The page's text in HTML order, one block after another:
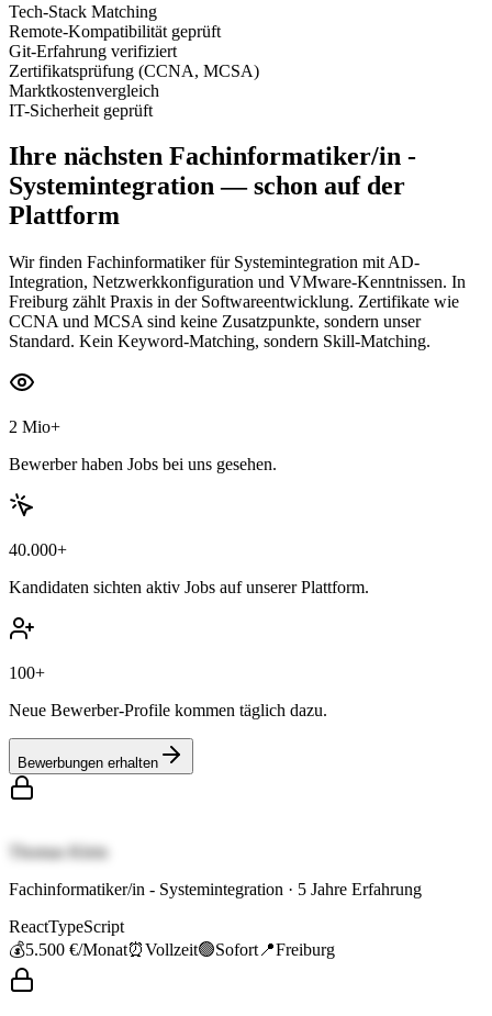
Tech-Stack Matching
Remote-Kompatibilität geprüft
Git-Erfahrung verifiziert
Zertifikatsprüfung (CCNA, MCSA)
Marktkostenvergleich
IT-Sicherheit geprüft
Ihre nächsten Fachinformatiker/in -
Systemintegration— schon auf der
Plattform
Wir finden Fachinformatiker für Systemintegration mit AD-
Integration, Netzwerkkonfiguration und VMware-Kenntnissen. In
Freiburg zählt Praxis in der Softwareentwicklung. Zertifikate wie
CCNA und MCSA sind keine Zusatzpunkte, sondern unser
Standard. Kein Keyword-Matching, sondern Skill-Matching.
2 Mio+
Bewerber haben Jobs bei uns gesehen.
40.000+
Kandidaten sichten aktiv Jobs auf unserer Plattform.
100+
Neue Bewerber-Profile kommen täglich dazu.
Bewerbungen erhalten
Thomas Klein
Fachinformatiker/in - Systemintegration · 5 Jahre Erfahrung
ReactTypeScript
💰5.500 €/Monat⏰Vollzeit🟢Sofort 📍Freiburg